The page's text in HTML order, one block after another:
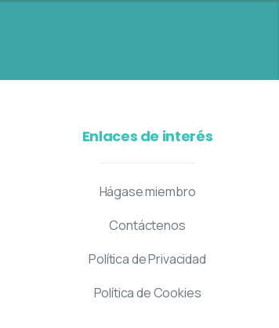
Enlaces de interés
Hágase miembro
Contáctenos
Política de Privacidad
Política de Cookies